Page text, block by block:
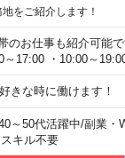
をご紹介します！
のお仕事も紹介可能
17:00 ・10:00～
きな時に働けます！
～50代活躍中/副業・
キル不要